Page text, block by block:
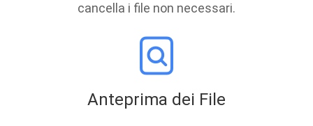
cancella i file non necessari.
Anteprima dei File